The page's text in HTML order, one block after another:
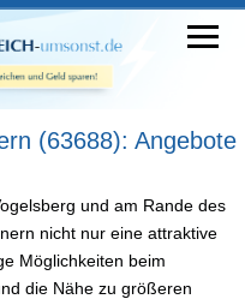
(63688): Angebote
und am Rande des
nicht nur eine attraktive
Möglichkeiten beim
die Nähe zu größeren